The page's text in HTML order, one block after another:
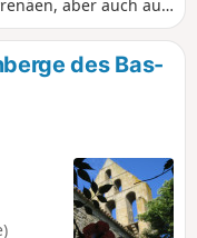
aber auch auf
Lauragais blicken.
Dörfer, die als
Wanderung ist bei
nicht schattig ist.
des Bas-